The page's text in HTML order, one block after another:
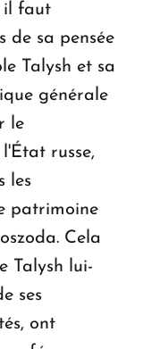
il faut
de sa pensée
Talysh et sa
générale
le
russe,
les
patrimoine
Cela
Talysh lui-
ses
ont